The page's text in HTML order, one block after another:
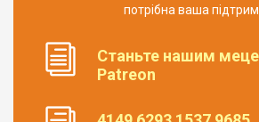
потрібна ваша
Станьте нашим
Patreon